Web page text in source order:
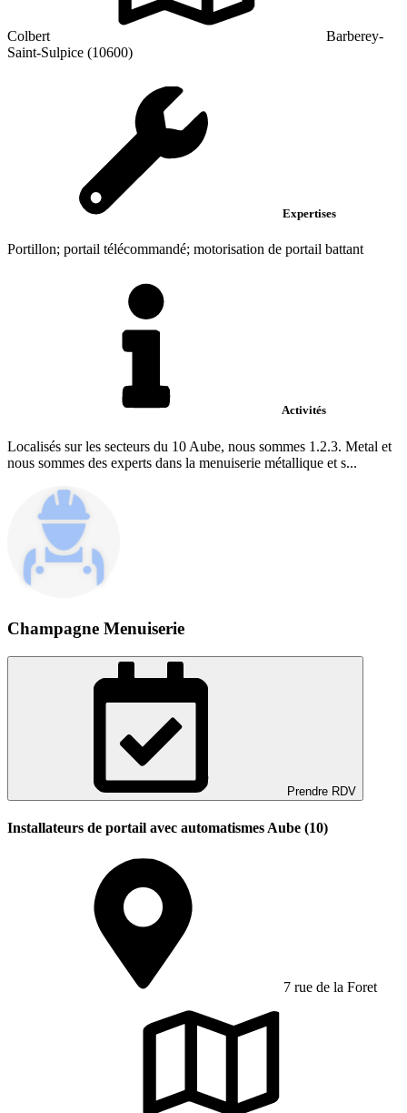
Colbert
Barberey-
Saint-Sulpice (10600)
Expertises
Portillon; portail télécommandé; motorisation de portail battant
Activités
Localisés sur les secteurs du 10 Aube, nous sommes 1.2.3. Metal et
nous sommes des experts dans la menuiserie métallique et s...
Champagne Menuiserie
Prendre RDV
Installateurs de portail avec automatismes Aube (10)
7 rue de la Foret